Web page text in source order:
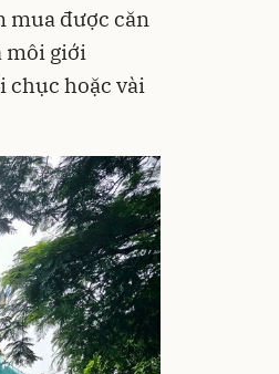
mua được căn
môi giới
chục hoặc vài